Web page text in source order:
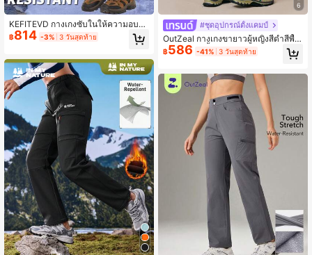
KEFITEVD กางเกงซับในให้ความอบอุ่
นสำหรับผู้หญิง, กางเกงสกีกันหนาวแบ
บนิ่มสำหรับฤดูหนาว, กางเกงกีฬา outd
ซ
฿814 -3% 3 วันสุดท้าย
6
#ชุดอุปกรณ์ตั้งแคมป์
OutZeal กางเกงขายาวผู้หญิงสีดำสีพื้น
สำหรับแคมปิ้งและเดินป่า ยืดหยุ่น ทรงเ
ข้ารูป มีกระเป๋า กางเกงสำหรับกิจกรรม
฿586 -41% 3 วันสุดท้าย